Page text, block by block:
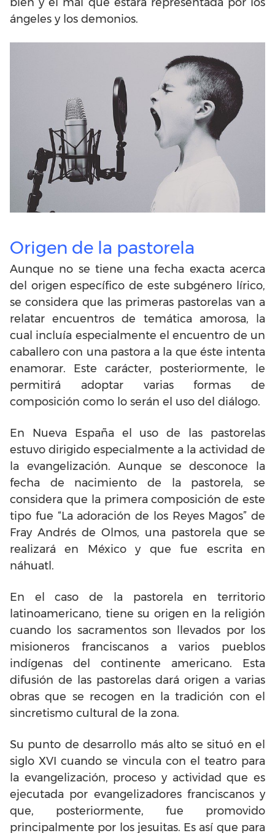
ángeles y los demonios.
Origen de la pastorela
Aunque no se tiene una fecha exacta acerca
del origen específico de este subgénero lírico,
se considera que las primeras pastorelas van a
relatar encuentros de temática amorosa, la
cual incluía especialmente el encuentro de un
caballero con una pastora a la que éste intenta
enamorar. Este carácter, posteriormente, le
permitirá adoptar varias formas de
composición como lo serán el uso del diálogo.
En Nueva España el uso de las pastorelas
estuvo dirigido especialmente a la actividad de
la evangelización. Aunque se desconoce la
fecha de nacimiento de la pastorela, se
considera que la primera composición de este
tipo fue “La adoración de los Reyes Magos” de
Fray Andrés de Olmos, una pastorela que se
realizará en México y que fue escrita en
náhuatl.
En el caso de la pastorela en territorio
latinoamericano, tiene su origen en la religión
cuando los sacramentos son llevados por los
misioneros franciscanos a varios pueblos
indígenas del continente americano. Esta
difusión de las pastorelas dará origen a varias
obras que se recogen en la tradición con el
sincretismo cultural de la zona.
Su punto de desarrollo más alto se situó en el
siglo XVI cuando se vincula con el teatro para
la evangelización, proceso y actividad que es
ejecutada por evangelizadores franciscanos y
que, posteriormente, fue promovido
principalmente por los jesuitas. Es así que para